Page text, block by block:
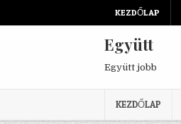
KEZDŐLAP
Együtt
Együtt jobb
KEZDŐLAP